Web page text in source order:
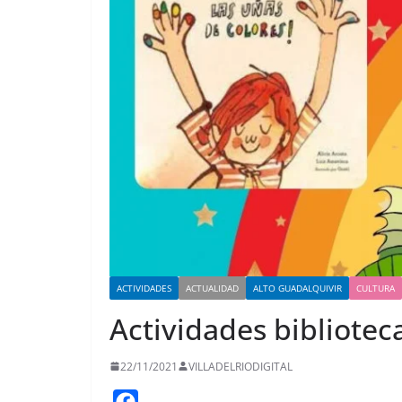
ACTIVIDADES ACTUALIDAD ALTO GUADALQUIVIR CULTURA
Actividades
22/11/2021 VILLADELRIODIGITAL